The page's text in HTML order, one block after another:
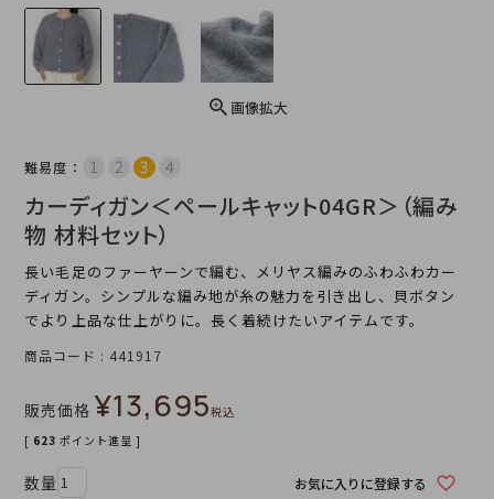
画像拡大
難易度：
カーディガン＜ペールキャット04GR＞（編み
物 材料セット）
長い毛足のファーヤーンで編む、メリヤス編みのふわふわカー
ディガン。シンプルな編み地が糸の魅力を引き出し、貝ボタン
でより上品な仕上がりに。長く着続けたいアイテムです。
商品コード 441917
販売価格 ¥13,695税込
[ 623 ポイント進呈 ]
お気に入りに登録する